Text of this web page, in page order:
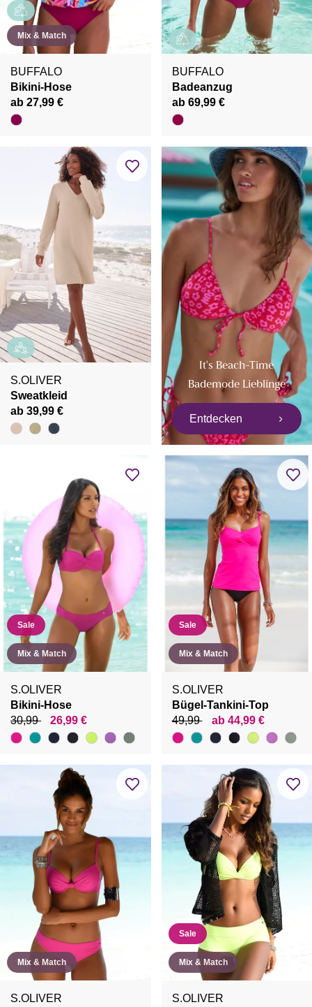
Mix & Match
BUFFALO
Bikini-Hose
ab 27,99 €
BUFFALO
Badeanzug
ab 69,99 €
S.OLIVER
Sweatkleid
ab 39,99 €
It's Beach-Time
Bademode Lieblinge
Entdecken
Sale
Mix & Match
S.OLIVER
Bikini-Hose
30,99
26,99 €
Sale
Mix & Match
S.OLIVER
Bügel-Tankini-Top
49,99
ab 44,99 €
Mix & Match
S.OLIVER
Sale
Mix & Match
S.OLIVER